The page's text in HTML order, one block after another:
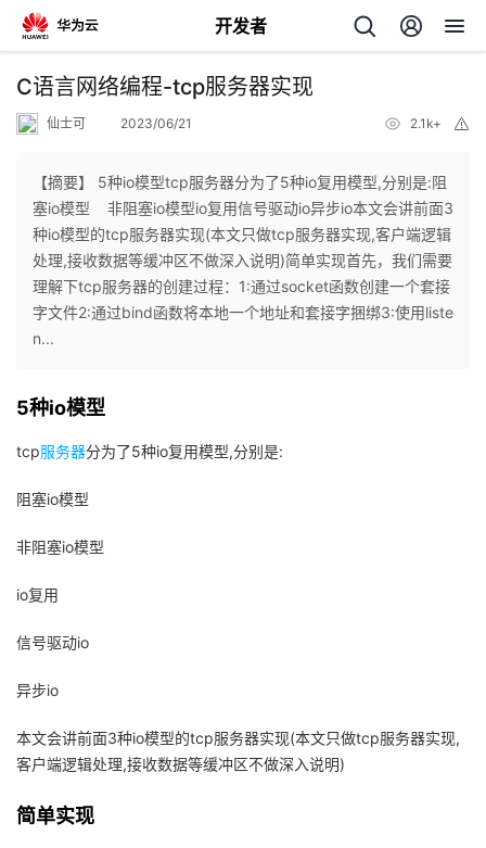
开发者
返
个
人
页
我
开
博
客
的
论
我
的
我
的
堂
我
我
我
的
我
C语言网络编程-tcp服务器实现
仙士可 2023/06/21 2.1k+
【摘要】 5种io模型tcp服务器分为了5种io复用模型,分别是:阻
塞io模型 非阻塞io模型io复用信号驱动io异步io本文会讲前面3
种io模型的tcp服务器实现(本文只做tcp服务器实现,客户端逻辑
处理,接收数据等缓冲区不做深入说明)简单实现首先，我们需要
理解下tcp服务器的创建过程：1:通过socket函数创建一个套接
字文件2:通过bind函数将本地一个地址和套接字捆绑3:使用liste
n...
5种io模型
tcp服务器分为了5种io复用模型,分别是:
阻塞io模型
非阻塞io模型
io复用
信号驱动io
异步io
本文会讲前面3种io模型的tcp服务器实现(本文只做tcp服务器实现,
客户端逻辑处理,接收数据等缓冲区不做深入说明)
简单实现